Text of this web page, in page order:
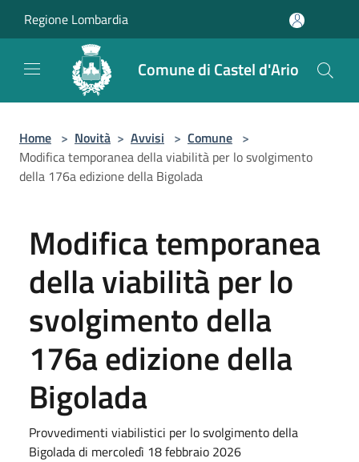
Regione Lombardia
Comune di Castel d'Ario
Home > Novità > Avvisi > Comune >
Modifica temporanea della viabilità per lo svolgimento
della 176a edizione della Bigolada
Modifica temporanea
della viabilità per lo
svolgimento della
176a edizione della
Bigolada
Provvedimenti viabilistici per lo svolgimento della
Bigolada di mercoledì 18 febbraio 2026